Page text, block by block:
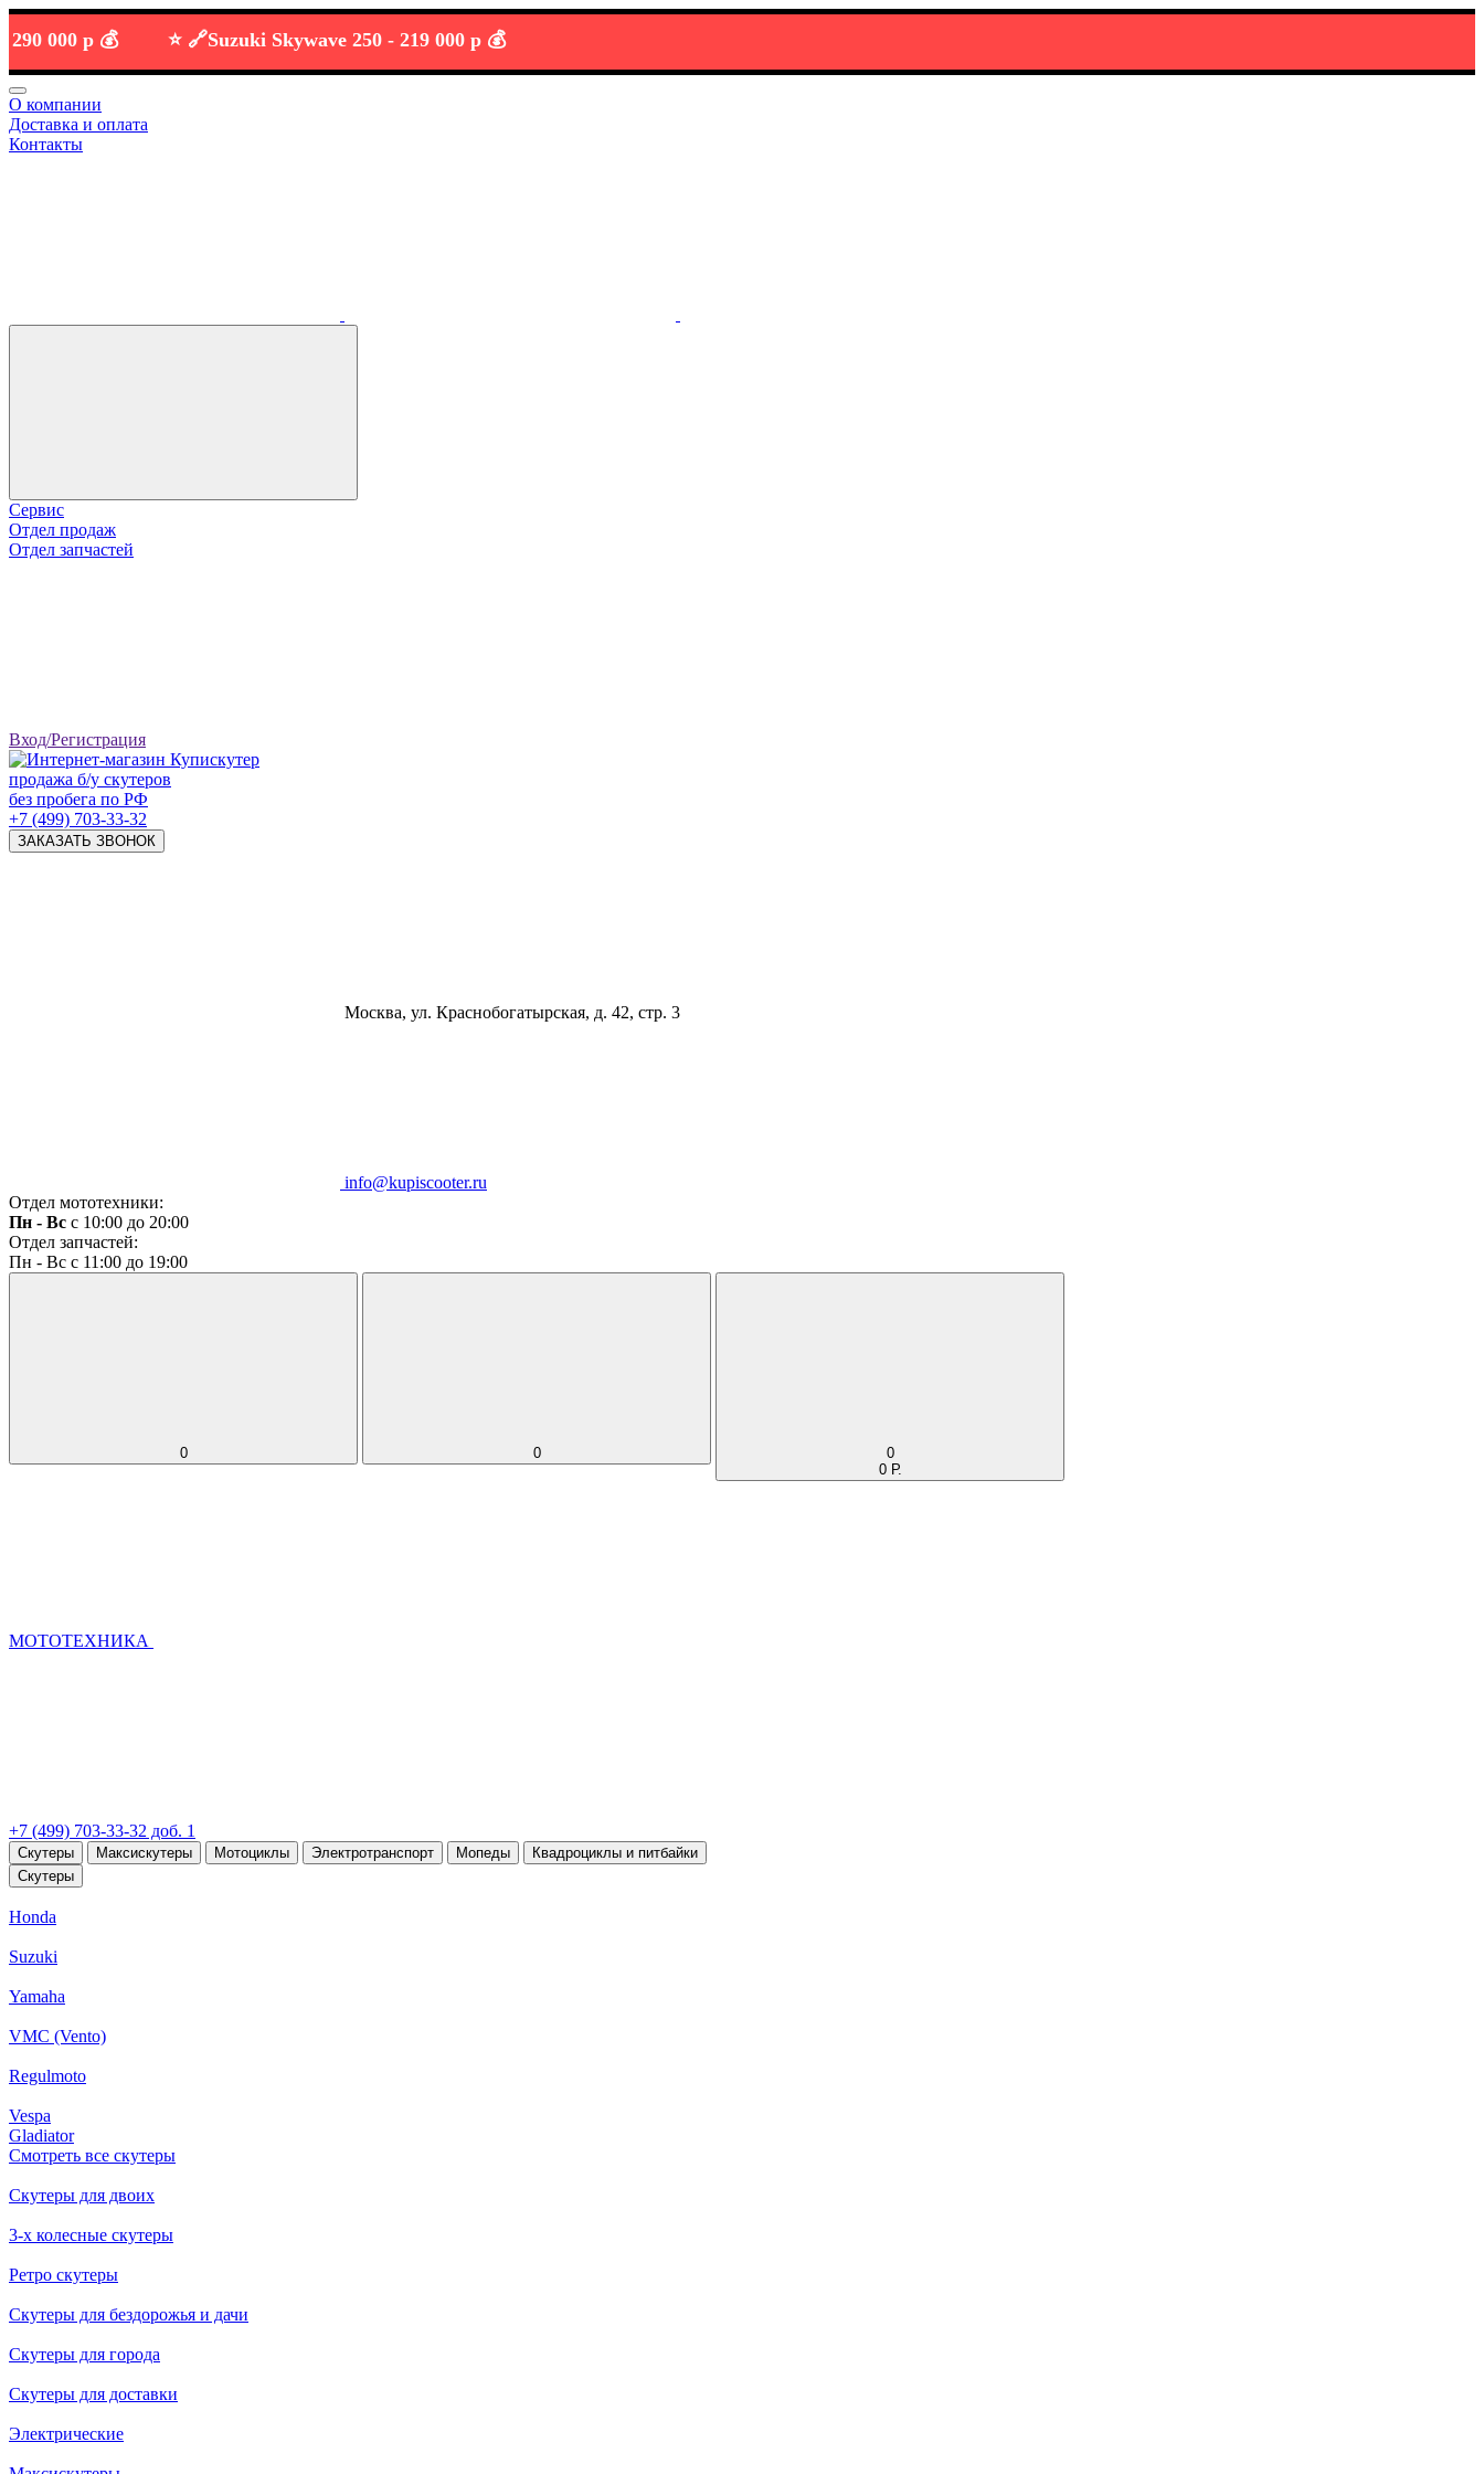
р 💰 Suzuki Skywave 250 -219 000 р 💰
О компании
Доставка и оплата
Контакты
Сервис
Отдел продаж
Отдел запчастей
Вход/Регистрация
продажа б/у скутеров
без пробега по РФ
+7 (499) 703-33-32
ЗАКАЗАТЬ ЗВОНОК
Москва, ул. Краснобогатырская, д. 42, стр. 3
info@kupiscooter.ru
Отдел мототехники:
Пн - Вс с 10:00 до 20:00
Отдел запчастей:
Пн - Вс с 11:00 до 19:00
0 0
0
0 Р.
МОТОТЕХНИКА
+7 (499) 703-33-32 доб. 1
Скутеры Максискутеры Мотоциклы Электротранспорт Мопеды
Квадроциклы и питбайки
Скутеры
Honda
Suzuki
Yamaha
VMC (Vento)
Regulmoto
Vespa
Gladiator
Смотреть все скутеры
Скутеры для двоих
3-х колесные скутеры
Ретро скутеры
Скутеры для бездорожья и дачи
Скутеры для города
Скутеры для доставки
Электрические